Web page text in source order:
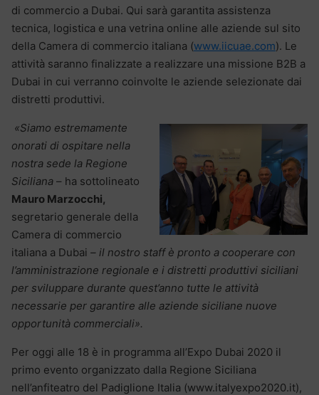
di commercio a Dubai. Qui sarà garantita assistenza
tecnica, logistica e una vetrina online alle aziende sul sito
della Camera di commercio italiana (www.iicuae.com). Le
attività saranno finalizzate a realizzare una missione B2B a
Dubai in cui verranno coinvolte le aziende selezionate dai
distretti produttivi.
«Siamo estremamente
onorati di ospitare nella
nostra sede la Regione
Siciliana – ha sottolineato
Mauro Marzocchi,
segretario generale della
Camera di commercio
italiana a Dubai – il nostro staff è pronto a cooperare con
l’amministrazione regionale e i distretti produttivi siciliani
per sviluppare durante quest’anno tutte le attività
necessarie per garantire alle aziende siciliane nuove
opportunità commerciali».
Per oggi alle 18 è in programma all’Expo Dubai 2020 il
primo evento organizzato dalla Regione Siciliana
nell’anfiteatro del Padiglione Italia (www.italyexpo2020.it),